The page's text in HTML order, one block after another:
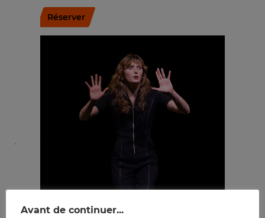
Réserver
Avant de continuer...